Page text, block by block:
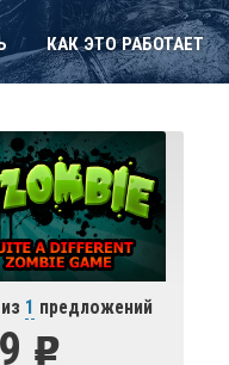
КАК ЭТО РАБОТАЕТ
1 предложений